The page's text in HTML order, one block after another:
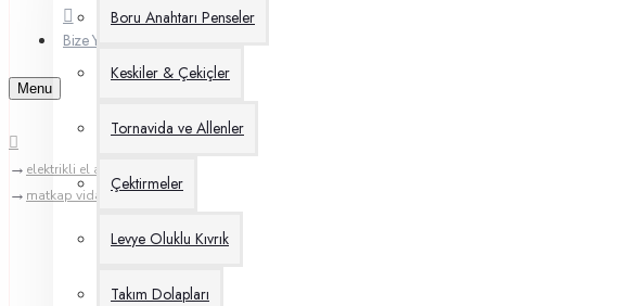
Boru Anahtarı Penseler
Keskiler & Çekiçler
Tornavida ve Allenler
Çektirmeler
Levye Oluklu Kıvrık
Takım Dolapları
Bize Yazın
Menu
elektrikli el aletleri
matkap vidalamalar